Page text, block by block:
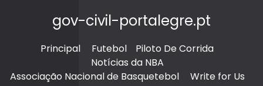
gov-civil-portalegre.pt
Principal Futebol
Piloto De Corrida
Notícias da NBA
Associação Nacional de Basquetebol
Write for Us